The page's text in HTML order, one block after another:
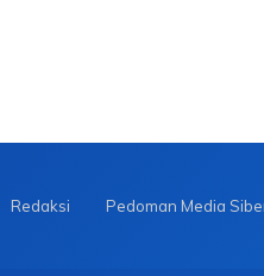
Redaksi Pedoman Media